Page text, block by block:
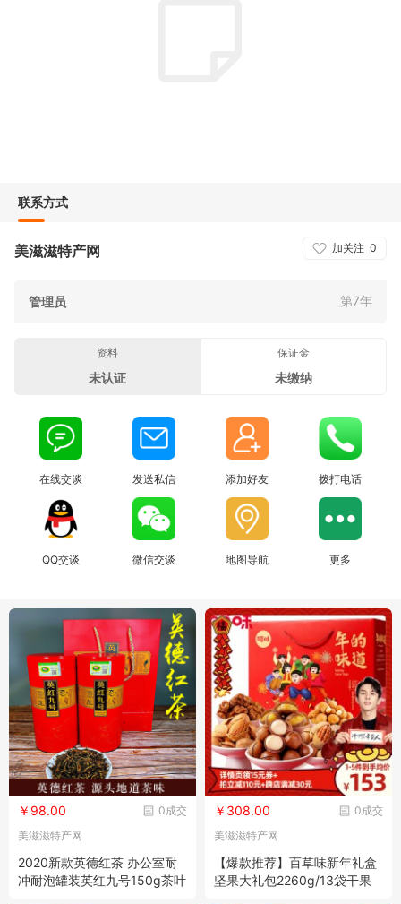
联系方式
加关注 0
美滋滋特产网
管理员 第7年
资料
未认证
保证金
未缴纳
在线交谈 发送私信 添加好友 拨打电话
QQ交谈 微信交谈 地图导航 更多
0成交
￥98.00
美滋滋特产网
2020新款英德红茶 办公室耐
冲耐泡罐装英红九号150g茶叶
0成交
￥308.00
美滋滋特产网
【爆款推荐】百草味新年礼盒
坚果大礼包2260g/13袋干果